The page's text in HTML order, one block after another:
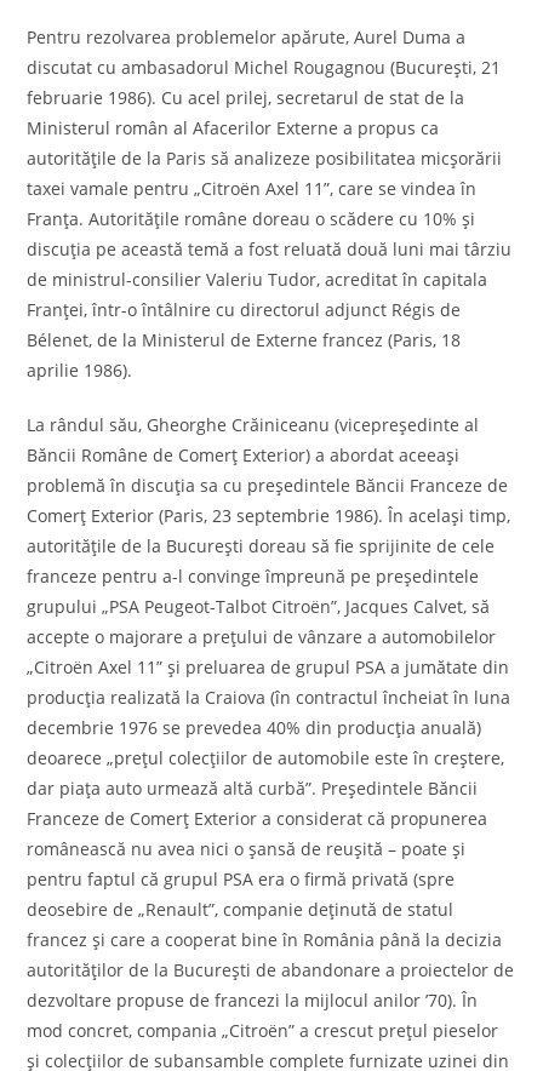
Pentru rezolvarea problemelor apărute, Aurel Duma a
discutat cu ambasadorul Michel Rougagnou (Bucureşti, 21
februarie 1986). Cu acel prilej, secretarul de stat de la
Ministerul român al Afacerilor Externe a propus ca
autorităţile de la Paris să analizeze posibilitatea micşorării
taxei vamale pentru „Citroën Axel 11”, care se vindea în
Franţa. Autorităţile române doreau o scădere cu 10% şi
discuţia pe această temă a fost reluată două luni mai târziu
de ministrul-consilier Valeriu Tudor, acreditat în capitala
Franţei, într-o întâlnire cu directorul adjunct Régis de
Bélenet, de la Ministerul de Externe francez (Paris, 18
aprilie 1986).
La rândul său, Gheorghe Crăiniceanu (vicepreşedinte al
Băncii Române de Comerţ Exterior) a abordat aceeaşi
problemă în discuţia sa cu preşedintele Băncii Franceze de
Comerţ Exterior (Paris, 23 septembrie 1986). În acelaşi timp,
autorităţile de la Bucureşti doreau să fie sprijinite de cele
franceze pentru a-l convinge împreună pe preşedintele
grupului „PSA Peugeot-Talbot Citroën”, Jacques Calvet, să
accepte o majorare a preţului de vânzare a automobilelor
„Citroën Axel 11” şi preluarea de grupul PSA a jumătate din
producţia realizată la Craiova (în contractul încheiat în luna
decembrie 1976 se prevedea 40% din producţia anuală)
deoarece „preţul colecţiilor de automobile este în creştere,
dar piaţa auto urmează altă curbă”. Preşedintele Băncii
Franceze de Comerţ Exterior a considerat că propunerea
românească nu avea nici o şansă de reuşită – poate şi
pentru faptul că grupul PSA era o firmă privată (spre
deosebire de „Renault”, companie deţinută de statul
francez şi care a cooperat bine în România până la decizia
autorităţilor de la Bucureşti de abandonare a proiectelor de
dezvoltare propuse de francezi la mijlocul anilor ’70). În
mod concret, compania „Citroën” a crescut preţul pieselor
şi colecţiilor de subansamble complete furnizate uzinei din